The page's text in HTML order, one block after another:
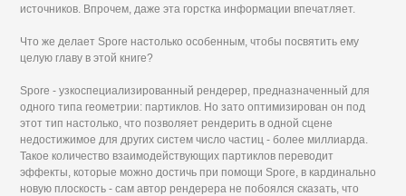
источников. Впрочем, даже эта горстка информации впечатляет.
Что же делает Spore настолько особенным, чтобы посвятить ему
целую главу в этой книге?
Spore - узкоспециализированный рендерер, предназначенный для
одного типа геометрии: партиклов. Но зато оптимизирован он под
этот тип настолько, что позволяет рендерить в одной сцене
недостижимое для других систем число частиц - более миллиарда.
Такое количество взаимодействующих партиклов переводит
эффекты, которые можно достичь при помощи Spore, в кардинально
новую плоскость - сам автор рендерера не побоялся сказать, что